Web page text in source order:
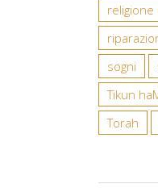
sogni
Tikun
Torah